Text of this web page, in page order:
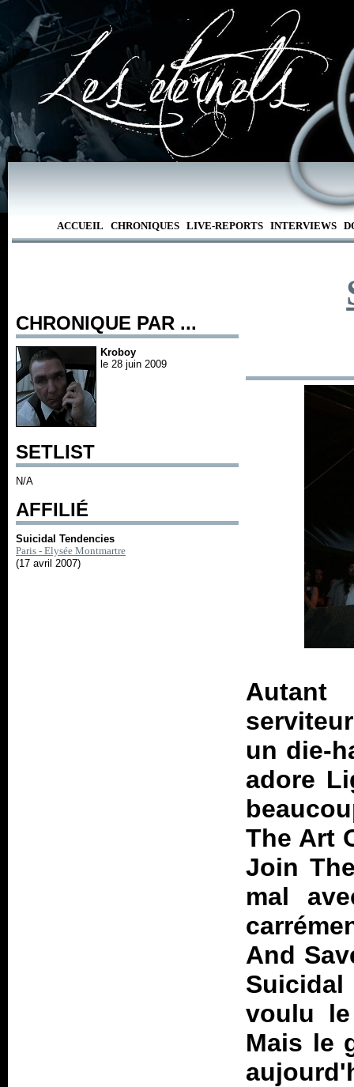
ACCUEIL CHRONIQUES LIVE-REPORTS INTERVIEWS
CHRONIQUE PAR ...
Kroboy
le 28 juin 2009
SETLIST
N/A
AFFILIÉ
Suicidal Tendencies
Paris - Elysée Montmartre
(17 avril 2007)
un die-
adore
The Art
Join
mal
And
voulu
Mais le